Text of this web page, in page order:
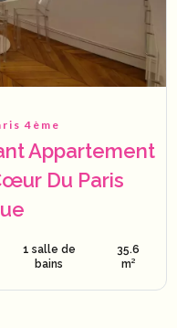
4ème
Appartement
Du Paris
1 salle de
bains
35.6
m²